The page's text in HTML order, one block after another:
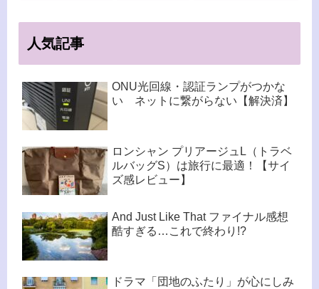
人気記事
ONU光回線・認証ランプがつかな
い ネットに繋がらない【解決済】
ロンシャン プリアージュL（トラベ
ルバッグS）は旅行に最適！【サイ
ズ感レビュー】
And Just Like That ファイナル感想
酷すぎる…これで終わり!?
ドラマ「団地のふたり」が心にしみ